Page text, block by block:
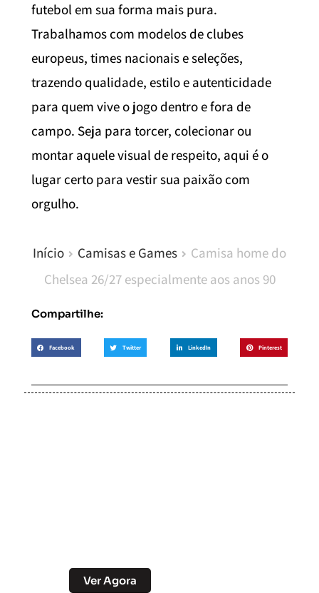
futebol em sua forma mais pura.
Trabalhamos com modelos de clubes
europeus, times nacionais e seleções,
trazendo qualidade, estilo e autenticidade
para quem vive o jogo dentro e fora de
campo. Seja para torcer, colecionar ou
montar aquele visual de respeito, aqui é o
lugar certo para vestir sua paixão com
orgulho.
Início Camisas e Games
Camisa home do
Chelsea 26/27 especialmente aos anos 90
Compartilhe:
Facebook Twitter LinkedIn Pinterest
Ver Agora